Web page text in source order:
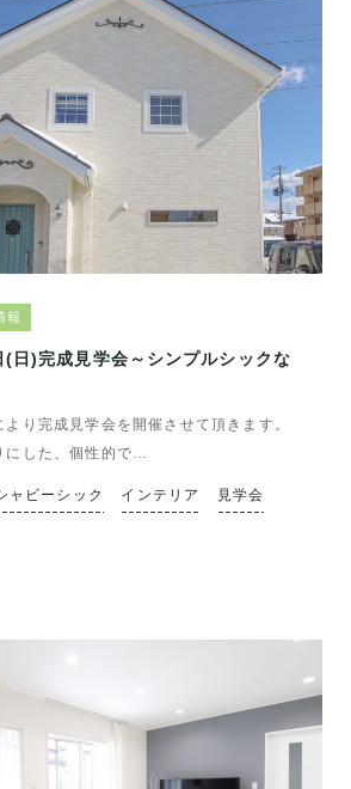
報
日)完成見学会～シンプルシックな
り完成見学会を開催させて頂きます。
にした、個性的で…
ャビーシック インテリア
見学会